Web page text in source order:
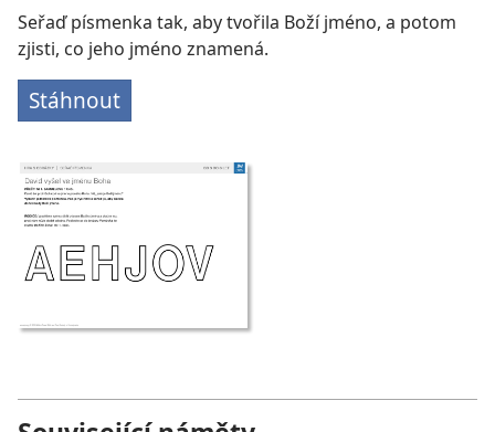
Seřaď písmenka tak, aby tvořila Boží jméno, a potom
zjisti, co jeho jméno znamená.
Stáhnout